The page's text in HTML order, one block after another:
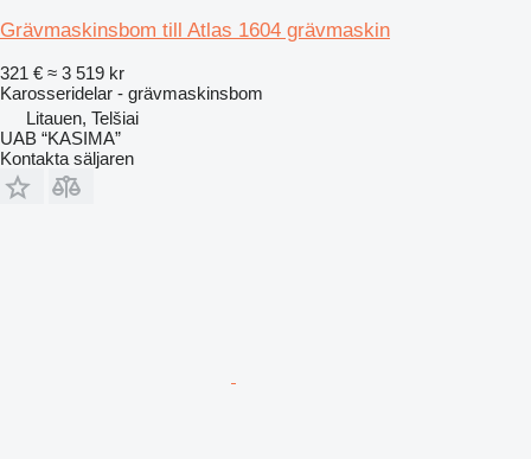
Grävmaskinsbom till Atlas 1604 grävmaskin
321 € ≈ 3 519 kr
Karosseridelar - grävmaskinsbom
Litauen, Telšiai
UAB “KASIMA”
Kontakta säljaren